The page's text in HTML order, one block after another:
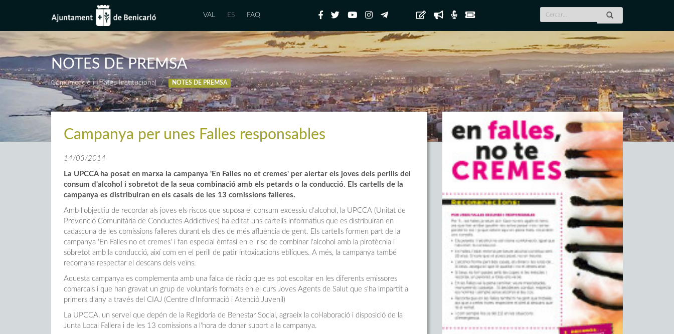
VAL ES FAQ
NOTES DE PREMSA
Comunicació i Imatge Institucional NOTES DE PREMSA
Campanya per unes Falles responsables
14/03/2014
La UPCCA ha posat en marxa la campanya 'En Falles no et cremes' per alertar els joves dels perills del
consum d'alcohol i sobretot de la seua combinació amb els petards o la conducció. Els cartells de la
campanya es distribuiran en els casals de les 13 comissions falleres.
Amb l'objectiu de recordar als joves els riscos que suposa el consum excessiu d'alcohol, la UPCCA (Unitat de
Prevenció Comunitària de Conductes Addictives) ha editat uns cartells informatius que es distribuiran en
cadascuna de les comissions falleres durant els dies de més afluència de gent. Els cartells formen part de la
campanya 'En Falles no et cremes' i fan especial èmfasi en el risc de combinar l'alcohol amb la pirotècnia i
sobretot amb la conducció, així com en el perill de patir intoxicacions etíliques. A més, la campanya també
recomana respectar el descans dels veïns.
Aquesta campanya es complementa amb una falca de ràdio que es pot escoltar en les diferents emissores
comarcals i que han gravat un grup de voluntaris formats en el curs Joves Agents de Salut que s'ha impartit a
primers d'any a través del CIAJ (Centre d'Informació i Atenció Juvenil)
La UPCCA, un servei que depén de la Regidoria de Benestar Social, agraeix la col·laboració i disposició de la
Junta Local Fallera i de les 13 comissions a l'hora de donar suport a la campanya.